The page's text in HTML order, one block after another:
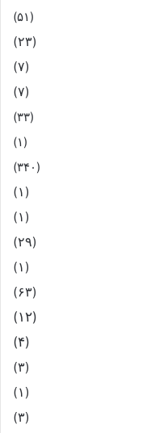
(۵۱)
(۲۳)
(۷)
(۷)
(۳۳)
(۱)
(۳۴۰)
(۱)
(۱)
(۲۹)
(۱)
(۶۳)
(۱۲)
(۴)
(۳)
(۱)
(۳)